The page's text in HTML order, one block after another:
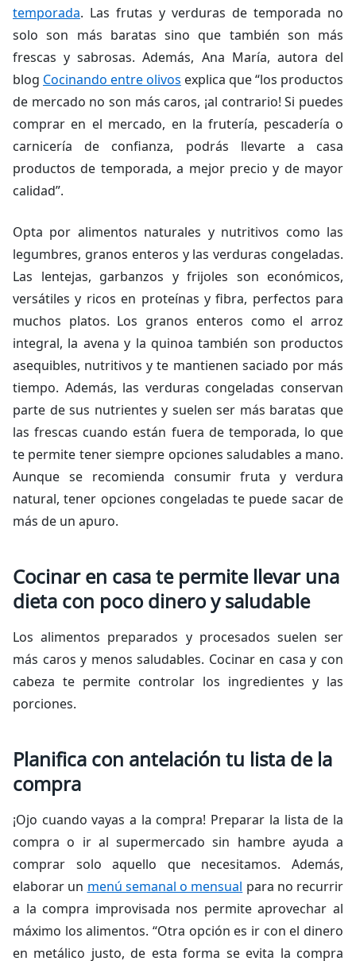
temporada. Las frutas y verduras de temporada no
solo son más baratas sino que también son más
frescas y sabrosas. Además, Ana María, autora del
blog Cocinando entre olivos explica que “los productos
de mercado no son más caros, ¡al contrario! Si puedes
comprar en el mercado, en la frutería, pescadería o
carnicería de confianza, podrás llevarte a casa
productos de temporada, a mejor precio y de mayor
calidad”.
Opta por alimentos naturales y nutritivos como las
legumbres, granos enteros y las verduras congeladas.
Las lentejas, garbanzos y frijoles son económicos,
versátiles y ricos en proteínas y fibra, perfectos para
muchos platos. Los granos enteros como el arroz
integral, la avena y la quinoa también son productos
asequibles, nutritivos y te mantienen saciado por más
tiempo. Además, las verduras congeladas conservan
parte de sus nutrientes y suelen ser más baratas que
las frescas cuando están fuera de temporada, lo que
te permite tener siempre opciones saludables a mano.
Aunque se recomienda consumir fruta y verdura
natural, tener opciones congeladas te puede sacar de
más de un apuro.
Cocinar en casa te permite llevar una
dieta con poco dinero y saludable
Los alimentos preparados y procesados suelen ser
más caros y menos saludables. Cocinar en casa y con
cabeza te permite controlar los ingredientes y las
porciones.
Planifica con antelación tu lista de la
compra
¡Ojo cuando vayas a la compra! Preparar la lista de la
compra o ir al supermercado sin hambre ayuda a
comprar solo aquello que necesitamos. Además,
elaborar un menú semanal o mensual para no recurrir
a la compra improvisada nos permite aprovechar al
máximo los alimentos. “Otra opción es ir con el dinero
en metálico justo, de esta forma se evita la compra